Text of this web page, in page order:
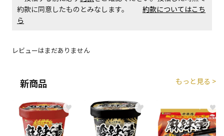
商品購入個数ごとに送料がかかる商品です
約款に同意したものとみなします。 約款についてはこち
ら
レビューはまだありません
新商品 もっと見る >
♥ ♥ ♥